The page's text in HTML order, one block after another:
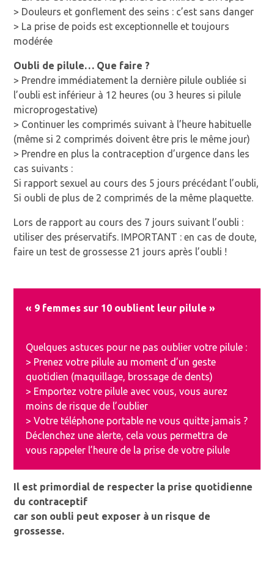
> Douleurs et gonflement des seins : c’est sans danger
> La prise de poids est exceptionnelle et toujours
modérée
Oubli de pilule… Que faire ?
> Prendre immédiatement la dernière pilule oubliée si
l’oubli est inférieur à 12 heures (ou 3 heures si pilule
microprogestative)
> Continuer les comprimés suivant à l’heure habituelle
(même si 2 comprimés doivent être pris le même jour)
> Prendre en plus la contraception d’urgence dans les
cas suivants :
Si rapport sexuel au cours des 5 jours précédant l’oubli,
Si oubli de plus de 2 comprimés de la même plaquette.
Lors de rapport au cours des 7 jours suivant l’oubli :
utiliser des préservatifs. IMPORTANT : en cas de doute,
faire un test de grossesse 21 jours après l’oubli !
« 9 femmes sur 10 oublient leur pilule »
Quelques astuces pour ne pas oublier votre pilule :
> Prenez votre pilule au moment d’un geste
quotidien (maquillage, brossage de dents)
> Emportez votre pilule avec vous, vous aurez
moins de risque de l’oublier
> Votre téléphone portable ne vous quitte jamais ?
Déclenchez une alerte, cela vous permettra de
vous rappeler l’heure de la prise de votre pilule
Il est primordial de respecter la prise quotidienne
du contraceptif
car son oubli peut exposer à un risque de
grossesse.